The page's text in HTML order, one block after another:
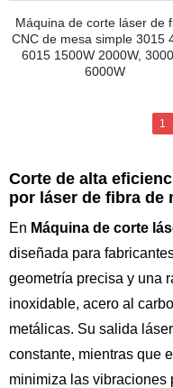
Máquina de corte láser de
CNC de mesa simple 3015
6015 1500W 2000W,
6000W
1
Corte de alta
por láser de fibra de
En Máquina de corte
diseñada para
geometría precisa y una
inoxidable, acero al
metálicas. Su salida
constante, mientras que
minimiza las vibraciones